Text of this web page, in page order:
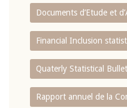
Documents d’Etude et
Financial Inclusion
Quaterly Statistical
Rapport annuel de la